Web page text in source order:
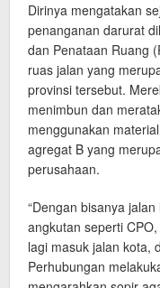
Dirinya mengatakan
penanganan darurat
dan Penataan Ruang
ruas jalan yang
provinsi tersebut.
menimbun dan
menggunakan
agregat B yang
perusahaan.
“Dengan bisanya
angkutan seperti
lagi masuk jalan kota,
Perhubungan